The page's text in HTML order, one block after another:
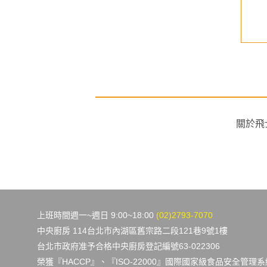
關於飛
上班時間週一~週日 9:00~18:00 (02)2793-7070
中央廚房 114台北市內湖區舊宗路二段121巷9號1樓
台北市政府准予合格中央廚房登記編號63-022306
榮獲『HACCP』、『ISO-22000』國際國家級食品安全管理